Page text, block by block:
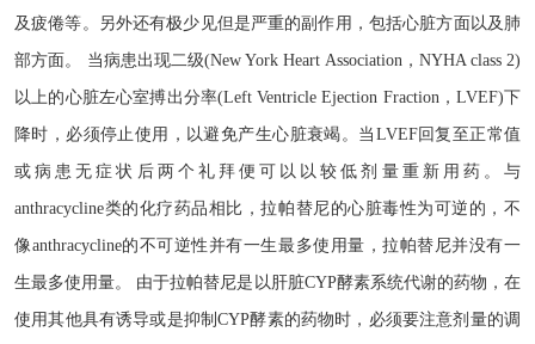
及疲倦等。另外还有极少见但是严重的副作用，包括心脏方面以及肺
部方面。 当病患出现二级(New York Heart Association，NYHA class 2)
以上的心脏左心室搏出分率(Left Ventricle Ejection Fraction，LVEF)下
降时，必须停止使用，以避免产生心脏衰竭。当LVEF回复至正常值
或病患无症状后两个礼拜便可以以较低剂量重新用药。与
anthracycline类的化疗药品相比，拉帕替尼的心脏毒性为可逆的，不
像anthracycline的不可逆性并有一生最多使用量，拉帕替尼并没有一
生最多使用量。 由于拉帕替尼是以肝脏CYP酵素系统代谢的药物，在
使用其他具有诱导或是抑制CYP酵素的药物时，必须要注意剂量的调